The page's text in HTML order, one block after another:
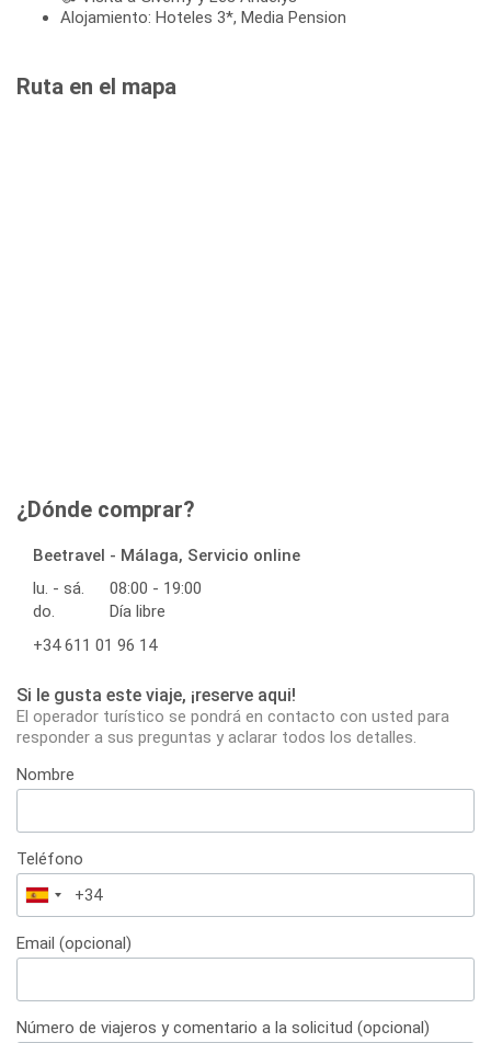
Alojamiento: Hoteles 3*, Media Pension
Ruta en el mapa
¿Dónde comprar?
Beetravel - Málaga, Servicio online
lu. - sá.
08:00 - 19:00
do.
Día libre
+34 611 01 96 14
Si le gusta este viaje, ¡reserve aqui!
El operador turístico se pondrá en contacto con usted para
responder a sus preguntas y aclarar todos los detalles.
Nombre
Teléfono
España
+34
Email (opcional)
Número de viajeros y comentario a la solicitud (opcional)